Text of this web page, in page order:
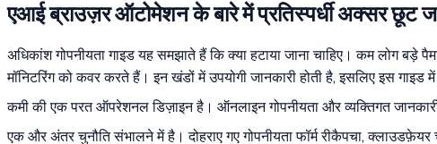
एआई ब्राउज़र ऑटोमेशन के बारे में प्रतिस्पर्धी अक्सर छूट
अधिकांश गोपनीयता गाइड यह समझाते हैं कि क्या हटाया जाना चाहिए। कम लोग
मॉनिटरिंग को कवर करते हैं। इन खंडों में उपयोगी जानकारी होती है, इसलिए इस गाइड
कमी की एक परत ऑपरेशनल डिज़ाइन है। ऑनलाइन गोपनीयता और व्यक्तिगत
एक और अंतर चुनौति संभालने में है। दोहराए गए गोपनीयता फॉर्म रीकैपचा,